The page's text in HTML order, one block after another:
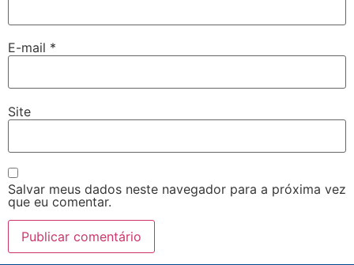
E-mail *
Site
Salvar meus dados neste navegador para a próxima vez
que eu comentar.